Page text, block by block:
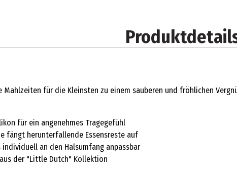
Mahlzeiten für die Kleinsten zu einem sauberen und fröhlichen
für ein angenehmes Tragegefühl
fängt herunterfallende Essensreste auf
an den Halsumfang anpassbar
der "Little Dutch" Kollektion